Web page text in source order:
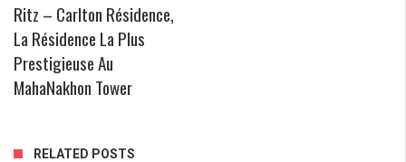
Ritz – Carlton Résidence,
La Résidence La Plus
Prestigieuse Au
MahaNakhon Tower
RELATED POSTS